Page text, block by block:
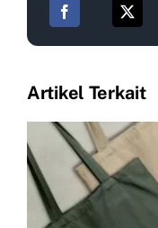
Artikel Terkait